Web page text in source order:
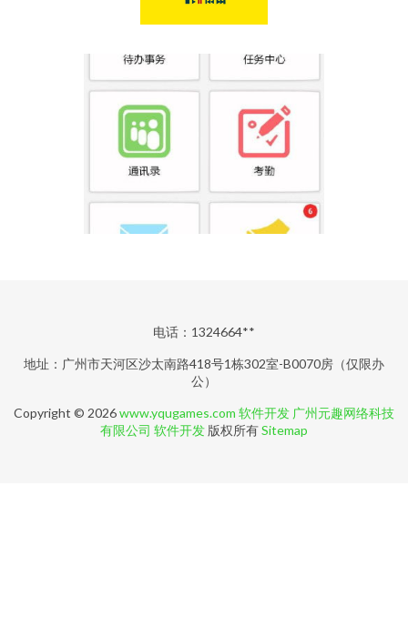
电话：1324664**
地址：广州市天河区沙太南路418号1栋302室-B0070房（仅限办
公）
Copyright © 2026www.yqugames.com 软件开发 广州元趣网络科技
有限公司 软件开发 版权所有Sitemap